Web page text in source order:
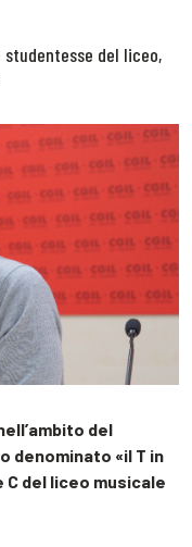
del liceo,
del
denominato «il T in
C del liceo musicale